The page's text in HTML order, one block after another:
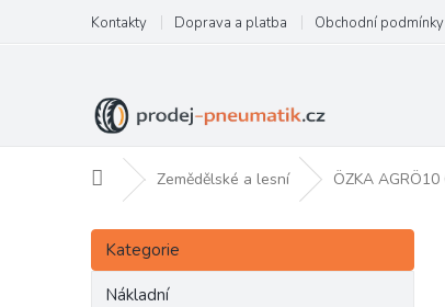
obsah
Kontakty Doprava a platba Obchodní podmínky
Domů Zemědělské a lesní ÖZKA
P
s
Přeskočit
kategorie
Kategorie
Nákladní